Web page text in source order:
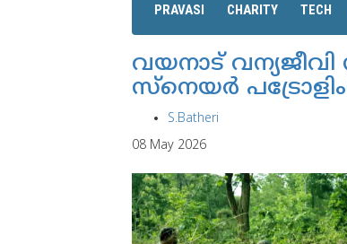
PRAVASI CHARITY TECH
വയനാട്
സ്‌നെയര്‍
S.Batheri
08 May 2026